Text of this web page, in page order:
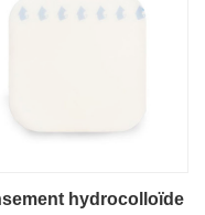
hydrocolloïde